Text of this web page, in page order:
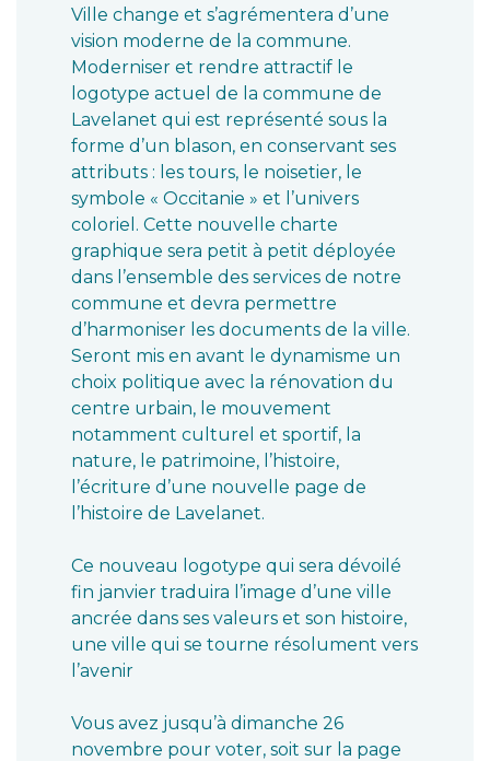
Ville change et s’agrémentera d’une
vision moderne de la commune.
Moderniser et rendre attractif le
logotype actuel de la commune de
Lavelanet qui est représenté sous la
forme d’un blason, en conservant ses
attributs : les tours, le noisetier, le
symbole « Occitanie » et l’univers
coloriel. Cette nouvelle charte
graphique sera petit à petit déployée
dans l’ensemble des services de notre
commune et devra permettre
d’harmoniser les documents de la ville.
Seront mis en avant le dynamisme un
choix politique avec la rénovation du
centre urbain, le mouvement
notamment culturel et sportif, la
nature, le patrimoine, l’histoire,
l’écriture d’une nouvelle page de
l’histoire de Lavelanet.
Ce nouveau logotype qui sera dévoilé
fin janvier traduira l’image d’une ville
ancrée dans ses valeurs et son histoire,
une ville qui se tourne résolument vers
l’avenir
Vous avez jusqu’à dimanche 26
novembre pour voter, soit sur la page